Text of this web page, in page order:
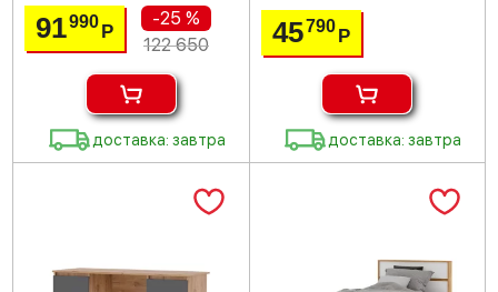
91990Р
-25 %
122 650
доставка: завтра
45790 Р
доставка: завтра